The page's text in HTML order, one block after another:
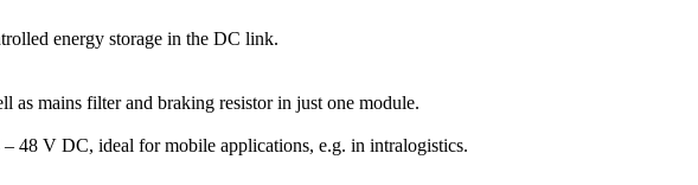
energy storage in the DC link.
mains filter and braking resistor in just one module.
48 V DC, ideal for mobile applications, e.g. in intralogistics.